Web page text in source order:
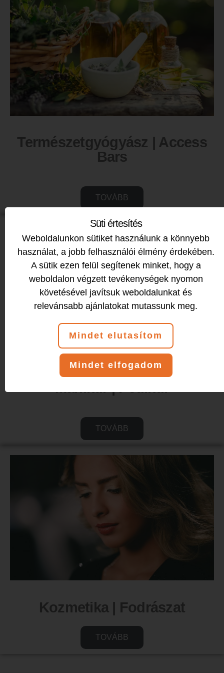
Természetgyógyász | Access
Bars
TOVÁBB
TOVÁBB
Kozmetika | Fodrászat
TOVÁBB
Süti értesítés
Weboldalunkon sütiket használunk a könnyebb
használat, a jobb felhasználói élmény érdekében.
A sütik ezen felül segítenek minket, hogy a
weboldalon végzett tevékenységek nyomon
követésével javítsuk weboldalunkat és
relevánsabb ajánlatokat mutassunk meg.
Mindet elutasítom
Mindet elfogadom